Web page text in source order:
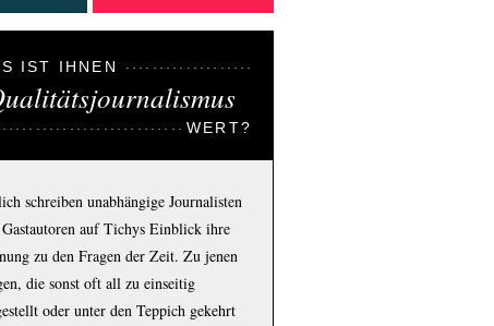
IST IHNEN
WERT?
schreiben unabhängige Journalisten
auf Tichys Einblick ihre
zu den Fragen der Zeit. Zu jenen
die sonst oft all zu einseitig
oder unter den Teppich gekehrt